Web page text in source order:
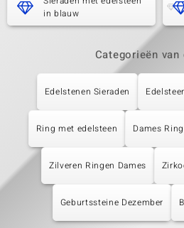
in blauw
Categorieën
Edelstenen Sieraden
Ring met edelsteen Dames
Zilveren Ringen Dames
Geburtssteine Dezember